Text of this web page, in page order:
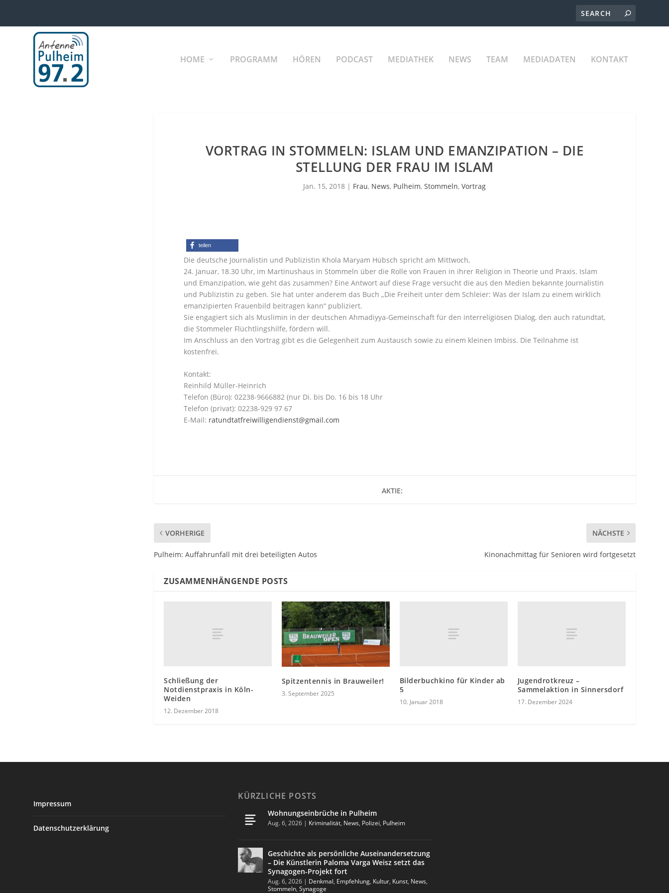
HOME PROGRAMM HÖREN PODCAST MEDIATHEK NEWS TEAM MEDIADATEN KONTAKT
VORTRAG IN STOMMELN: ISLAM UND EMANZIPATION – DIE
STELLUNG DER FRAU IM ISLAM
Jan. 15, 2018 | Frau, News, Pulheim,Stommeln,Vortrag
teilen
Die deutsche Journalistin und Publizistin Khola Maryam Hübsch spricht am Mittwoch,
24. Januar, 18.30 Uhr, im Martinushaus in Stommeln über die Rolle von Frauen in ihrer Religion in Theorie und Praxis. Islam
und Emanzipation, wie geht das zusammen? Eine Antwort auf diese Frage versucht die aus den Medien bekannte Journalistin
und Publizistin zu geben. Sie hat unter anderem das Buch „Die Freiheit unter dem Schleier: Was der Islam zu einem wirklich
emanzipierten Frauenbild beitragen kann“ publiziert.
Sie engagiert sich als Muslimin in der deutschen Ahmadiyya-Gemeinschaft für den interreligiösen Dialog, den auch ratundtat,
die Stommeler Flüchtlingshilfe, fördern will.
Im Anschluss an den Vortrag gibt es die Gelegenheit zum Austausch sowie zu einem kleinen Imbiss. Die Teilnahme ist
kostenfrei.
Kontakt:
Reinhild Müller-Heinrich
Telefon (Büro): 02238-9666882 (nur Di. bis Do. 16 bis 18 Uhr
Telefon (privat): 02238-929 97 67
E-Mail: ratundtatfreiwilligendienst@gmail.com
AKTIE:
VORHERIGE
Pulheim: Auffahrunfall mit drei beteiligten Autos
NÄCHSTE
Kinonachmittag für Senioren wird fortgesetzt
ZUSAMMENHÄNGENDE POSTS
Schließung der
Notdienstpraxis in Köln-
Weiden
12. Dezember 2018
Spitzentennis in Brauweiler!
3. September 2025
Bilderbuchkino für Kinder ab
5
10. Januar 2018
Jugendrotkreuz –
Sammelaktion in Sinnersdorf
17. Dezember 2024
Impressum
Datenschutzerklärung
KÜRZLICHE POSTS
Wohnungseinbrüche in Pulheim
Aug. 6, 2026 | Kriminalität, News, Polizei, Pulheim
Geschichte als persönliche Auseinandersetzung
– Die Künstlerin Paloma Varga Weisz setzt das
Synagogen-Projekt fort
Aug. 6, 2026 | Denkmal, Empfehlung, Kultur, Kunst, News,
Stommeln,Synagoge